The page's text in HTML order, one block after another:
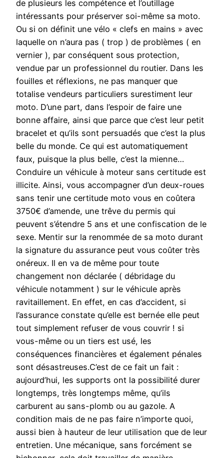
de plusieurs les compétence et l’outillage
intéressants pour préserver soi-même sa moto.
Ou si on définit une vélo « clefs en mains » avec
laquelle on n’aura pas ( trop ) de problèmes ( en
vernier ), par conséquent sous protection,
vendue par un professionnel du routier. Dans les
fouilles et réflexions, ne pas manquer que
totalise vendeurs particuliers surestiment leur
moto. D’une part, dans l’espoir de faire une
bonne affaire, ainsi que parce que c’est leur petit
bracelet et qu’ils sont persuadés que c’est la plus
belle du monde. Ce qui est automatiquement
faux, puisque la plus belle, c’est la mienne…
Conduire un véhicule à moteur sans certitude est
illicite. Ainsi, vous accompagner d’un deux-roues
sans tenir une certitude moto vous en coûtera
3750€ d’amende, une trêve du permis qui
peuvent s’étendre 5 ans et une confiscation de le
sexe. Mentir sur la renommée de sa moto durant
la signature du assurance peut vous coûter très
onéreux. Il en va de même pour toute
changement non déclarée ( débridage du
véhicule notamment ) sur le véhicule après
ravitaillement. En effet, en cas d’accident, si
l’assurance constate qu’elle est bernée elle peut
tout simplement refuser de vous couvrir ! si
vous-même ou un tiers est usé, les
conséquences financières et également pénales
sont désastreuses.C’est de ce fait un fait :
aujourd’hui, les supports ont la possibilité durer
longtemps, très longtemps même, qu’ils
carburent au sans-plomb ou au gazole. A
condition mais de ne pas faire n’importe quoi,
aussi bien à hauteur de leur utilisation que de leur
entretien. Une mécanique, sans forcément se